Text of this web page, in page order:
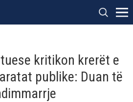
kritikon krerët e
publike: Duan të